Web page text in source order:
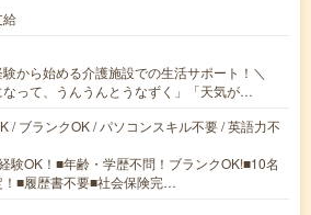
給
験から始める介護施設での生活サポート！＼
なって、うんうんとうなずく」「天気が…
/ ブランクOK / パソコンスキル不要 / 英語力不
験OK！■年齢・学歴不問！ブランクOK!■10名
！■履歴書不要■社会保険完…